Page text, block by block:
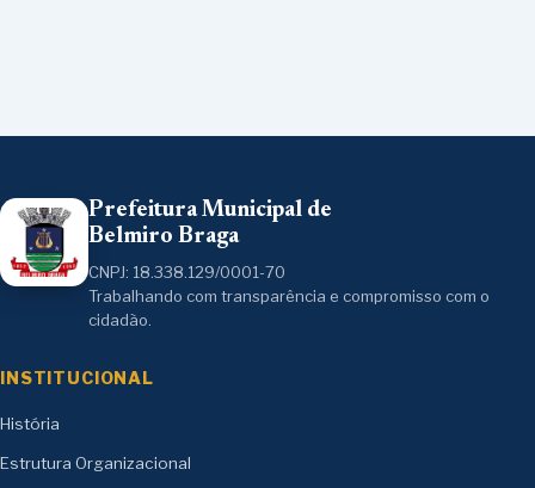
Prefeitura Municipal de
Belmiro Braga
CNPJ: 18.338.129/0001-70
Trabalhando com transparência e compromisso com o
cidadão.
INSTITUCIONAL
História
Estrutura Organizacional